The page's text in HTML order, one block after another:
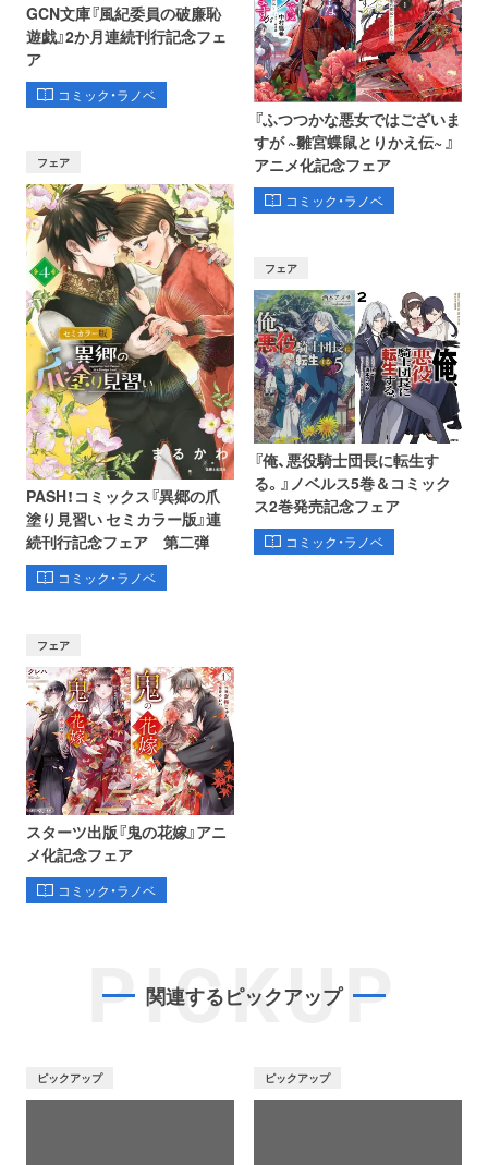
GCN文庫『風紀委員の破廉恥
遊戯』2か月連続刊行記念フェ
ア
コミック・ラノベ
フェア
PASH！コミックス『異郷の爪
塗り見習い セミカラー版』連
続刊行記念フェア 第二弾
コミック・ラノベ
『ふつつかな悪女ではございま
すが ~雛宮蝶鼠とりかえ伝~ 』
アニメ化記念フェア
コミック・ラノベ
フェア
スターツ出版『鬼の花嫁』アニ
メ化記念フェア
コミック・ラノベ
フェア
『俺、悪役騎士団長に転生す
る。』ノベルス5巻＆コミック
ス2巻発売記念フェア
コミック・ラノベ
PICKUP
関連するピックアップ
ピックアップ ピックアップ